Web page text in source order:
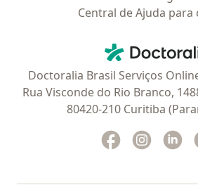
Central de Ajuda para
Doctoralia Brasil Serviços
Rua Visconde do Rio Branco,
80420-210 Curitiba
Facebook
abre num
abre